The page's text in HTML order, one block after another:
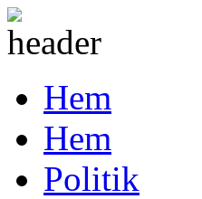
Hem
Hem
Politik